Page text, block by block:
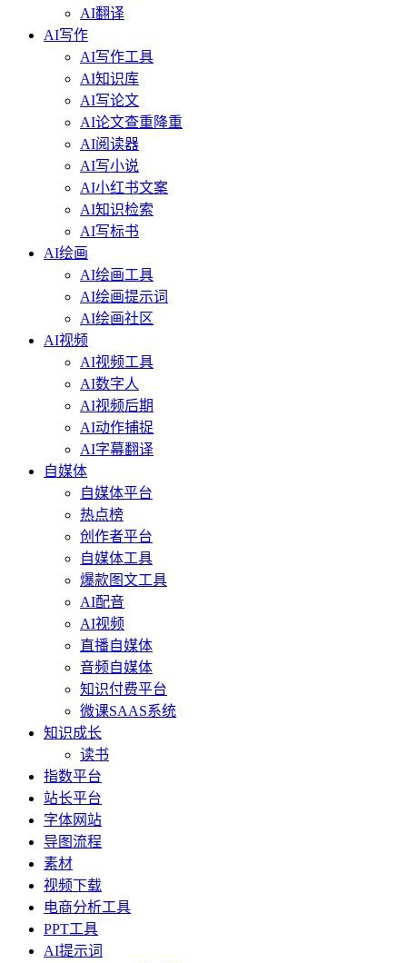
AI翻译
AI写作
AI写作工具
AI知识库
AI写论文
AI论文查重降重
AI阅读器
AI写小说
AI小红书文案
AI知识检索
AI写标书
AI绘画
AI绘画工具
AI绘画提示词
AI绘画社区
AI视频
AI视频工具
AI数字人
AI视频后期
AI动作捕捉
AI字幕翻译
自媒体
自媒体平台
热点榜
创作者平台
自媒体工具
爆款图文工具
AI配音
AI视频
直播自媒体
音频自媒体
知识付费平台
微课SAAS系统
知识成长
读书
指数平台
站长平台
字体网站
导图流程
素材
视频下载
电商分析工具
PPT工具
AI提示词